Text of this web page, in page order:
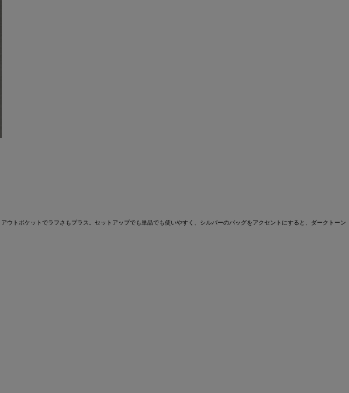
トポケットでラフさもプラス。セットアップでも単品でも使いやすく、シルバーのバッグをアクセントにすると、ダークトーン